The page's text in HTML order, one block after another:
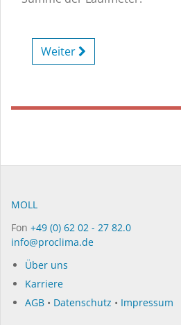
Weiter
MOLL
Fon +49 (0) 62 02 - 27 82.0
info@proclima.de
Über uns
Karriere
AGB • Datenschutz • Impressum